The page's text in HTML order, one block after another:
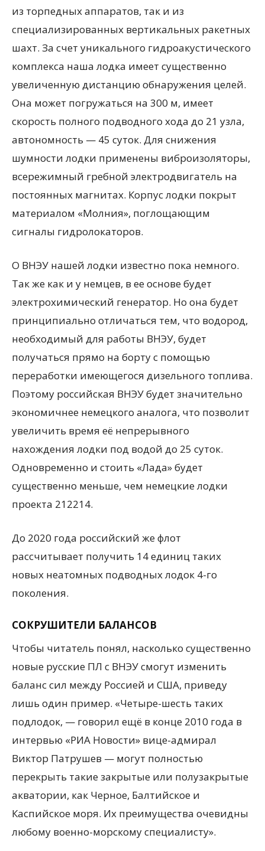
из торпедных аппаратов, так и из
специализированных вертикальных ракетных
шахт. За счет уникального гидроакустического
комплекса наша лодка имеет существенно
увеличенную дистанцию обнаружения целей.
Она может погружаться на 300 м, имеет
скорость полного подводного хода до 21 узла,
автономность — 45 суток. Для снижения
шумности лодки применены виброизоляторы,
всережимный гребной электродвигатель на
постоянных магнитах. Корпус лодки покрыт
материалом «Молния», поглощающим
сигналы гидролокаторов.
О ВНЭУ нашей лодки известно пока немного.
Так же как и у немцев, в ее основе будет
электрохимический генератор. Но она будет
принципиально отличаться тем, что водород,
необходимый для работы ВНЭУ, будет
получаться прямо на борту с помощью
переработки имеющегося дизельного топлива.
Поэтому российская ВНЭУ будет значительно
экономичнее немецкого аналога, что позволит
увеличить время её непрерывного
нахождения лодки под водой до 25 суток.
Одновременно и стоить «Лада» будет
существенно меньше, чем немецкие лодки
проекта 212214.
До 2020 года российский же флот
рассчитывает получить 14 единиц таких
новых неатомных подводных лодок 4-го
поколения.
СОКРУШИТЕЛИ БАЛАНСОВ
Чтобы читатель понял, насколько существенно
новые русские ПЛ с ВНЭУ смогут изменить
баланс сил между Россией и США, приведу
лишь один пример. «Четыре-шесть таких
подлодок, — говорил ещё в конце 2010 года в
интервью «РИА Новости» вице-адмирал
Виктор Патрушев — могут полностью
перекрыть такие закрытые или полузакрытые
акватории, как Черное, Балтийское и
Каспийское моря. Их преимущества очевидны
любому военно-морскому специалисту».